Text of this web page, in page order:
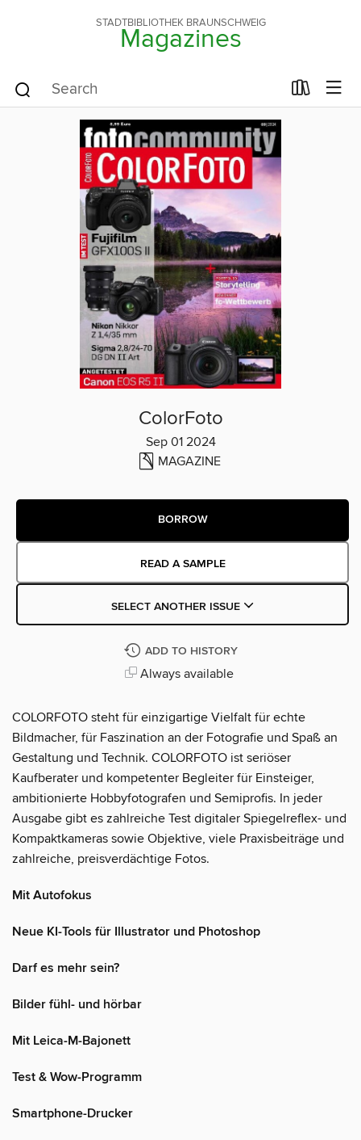
STADTBIBLIOTHEK BRAUNSCHWEIG
Magazines
ColorFoto
Sep 01 2024
MAGAZINE
BORROW
READ A SAMPLE
SELECT ANOTHER ISSUE
ADD TO HISTORY
Always available
COLORFOTO steht für einzigartige Vielfalt für echte
Bildmacher, für Faszination an der Fotografie und Spaß an
Gestaltung und Technik. COLORFOTO ist seriöser
Kaufberater und kompetenter Begleiter für Einsteiger,
ambitionierte Hobbyfotografen und Semiprofis. In jeder
Ausgabe gibt es zahlreiche Test digitaler Spiegelreflex- und
Kompaktkameras sowie Objektive, viele Praxisbeiträge und
zahlreiche, preisverdächtige Fotos.
Mit Autofokus
Neue KI-Tools für Illustrator und Photoshop
Darf es mehr sein?
Bilder fühl- und hörbar
Mit Leica-M-Bajonett
Test & Wow-Programm
Smartphone-Drucker